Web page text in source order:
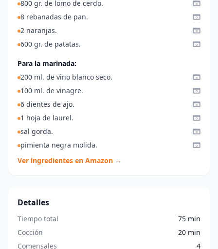
800 gr. de lomo de cerdo.
8 rebanadas de pan.
2 naranjas.
600 gr. de patatas.
Para la marinada:
200 ml. de vino blanco seco.
100 ml. de vinagre.
6 dientes de ajo.
1 hoja de laurel.
sal gorda.
pimienta negra molida.
Ver ingredientes en Amazon →
Detalles
Tiempo total
75 min
Cocción
20 min
Comensales
4